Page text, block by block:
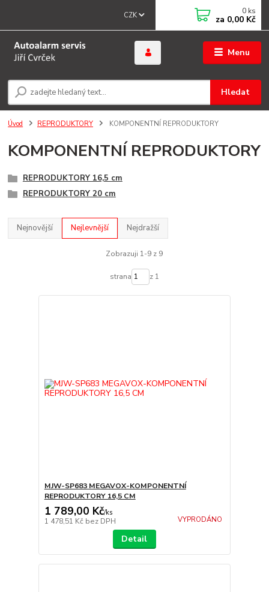
Menu
CZK
Hledat
0 ks
za 0,00 Kč
Úvod REPRODUKTORY KOMPONENTNÍ REPRODUKTORY
KOMPONENTNÍ REPRODUKTORY
REPRODUKTORY 16,5 cm
REPRODUKTORY 20 cm
Nejnovější Nejlevnější Nejdražší
Zobrazuji 1-9 z 9
strana z 1
MJW-SP683 MEGAVOX-KOMPONENTNÍ
REPRODUKTORY 16,5 CM
1 789,00 Kč/ks
1 478,51 Kč bez DPH VYPRODÁNO
Detail